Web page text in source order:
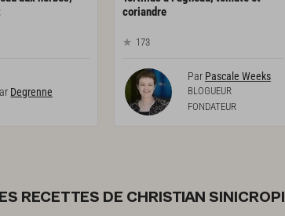
Degrenne
coriandre
173
Par Pascale Weeks
BLOGUEUR
FONDATEUR
RECETTES DE CHRISTIAN SINICROPI